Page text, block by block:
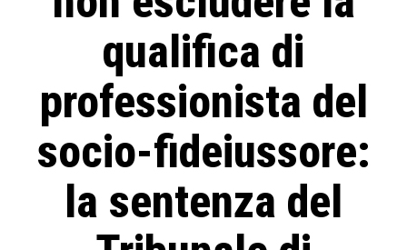
qualifica di
professionista del
socio-fideiussore:
la sentenza del